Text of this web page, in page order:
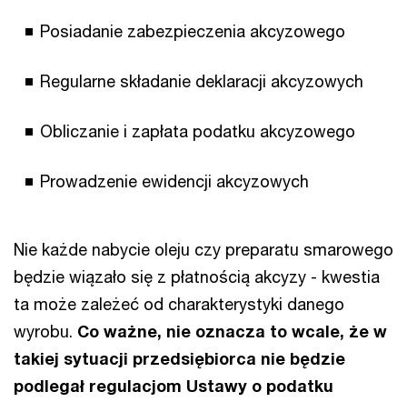
Posiadanie zabezpieczenia akcyzowego
Regularne składanie deklaracji akcyzowych
Obliczanie i zapłata podatku akcyzowego
Prowadzenie ewidencji akcyzowych
Nie każde nabycie oleju czy preparatu smarowego
będzie wiązało się z płatnością akcyzy - kwestia
ta może zależeć od charakterystyki danego
wyrobu. Co ważne, nie oznacza to wcale, że w
takiej sytuacji przedsiębiorca nie będzie
podlegał regulacjom Ustawy o podatku